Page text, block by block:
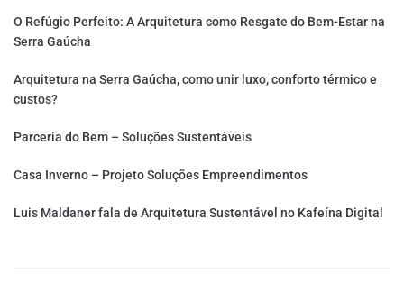
O Refúgio Perfeito: A Arquitetura como Resgate do Bem-Estar na
Serra Gaúcha
Arquitetura na Serra Gaúcha, como unir luxo, conforto térmico e
custos?
Parceria do Bem – Soluções Sustentáveis
Casa Inverno – Projeto Soluções Empreendimentos
Luis Maldaner fala de Arquitetura Sustentável no Kafeína Digital